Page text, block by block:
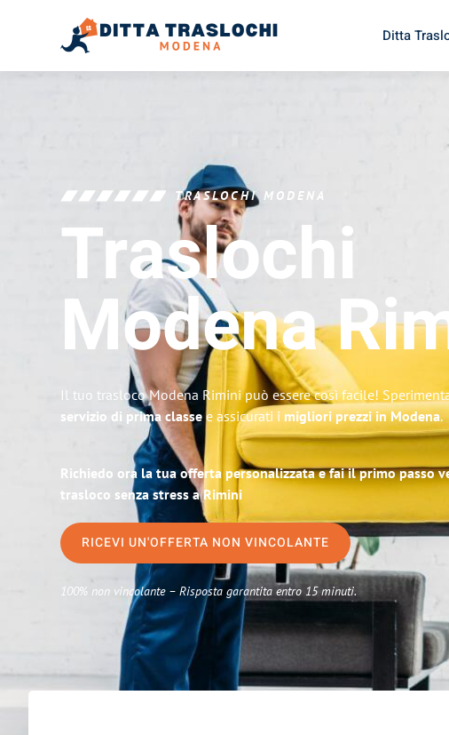
Ditta
TRASLOCHI MODENA
Traslochi
Modena
Il tuo trasloco Modena Rimini può essere così facile!
servizio di prima classe e assicurati i migliori prezzi in Modena.
Richiedo ora la tua offerta personalizzata e fai il primo passo
trasloco senza stress a Rimini
RICEVI UN'OFFERTA NON VINCOLANTE
100% non vincolante – Risposta garantita entro 15 minuti.